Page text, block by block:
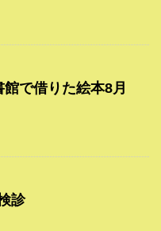
で借りた絵本8月
診